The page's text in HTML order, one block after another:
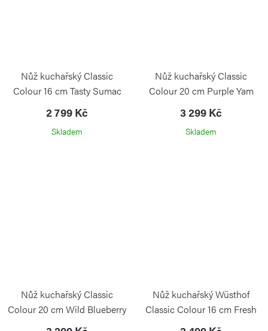
Nůž kuchařský Classic
Colour 16 cm Tasty Sumac
2 799 Kč
Skladem
Nůž kuchařský Classic
Colour 20 cm Purple Yam
3 299 Kč
Skladem
Nůž kuchařský Classic
Colour 20 cm Wild Blueberry
Nůž kuchařský Wüsthof
Classic Colour 16 cm Fresh
Rosemary